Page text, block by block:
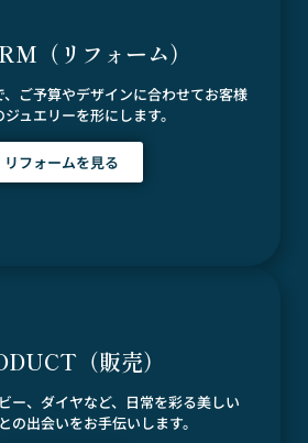
（リフォーム）
ご予算やデザインに合わせてお客様
ュエリーを形にします。
リフォームを見る
（販売）
ー、ダイヤなど、日常を彩る美しい
の出会いをお手伝いします。